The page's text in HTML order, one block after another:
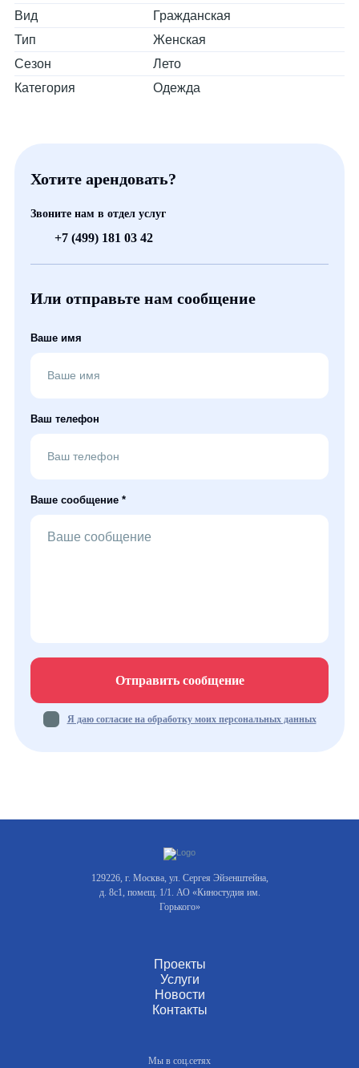
Вид
Гражданская
Тип
Женская
Сезон
Лето
Категория
Одежда
Хотите арендовать?
Звоните нам в отдел услуг
+7 (499) 181 03 42
Или отправьте нам сообщение
Ваше имя
Ваш телефон
Ваше сообщение *
Отправить сообщение
Я даю согласие на обработку моих персональных данных
129226, г. Москва, ул. Сергея Эйзенштейна,
д. 8с1, помещ. 1/1. АО «Киностудия им.
Горького»
Проекты
Услуги
Новости
Контакты
Мы в соц.сетях